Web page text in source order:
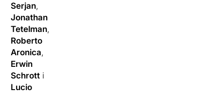
Serjan,
Jonathan
Tetelman,
Roberto
Aronica,
Erwin
Schrott i
Lucio